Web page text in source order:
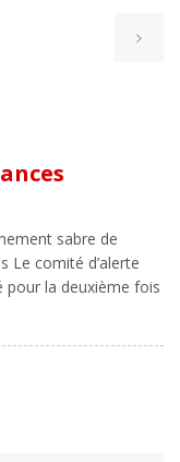
sabre de
Le comité d’alerte
pour la deuxième fois